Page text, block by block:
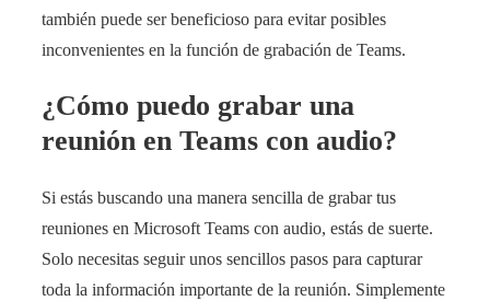
también puede ser beneficioso para evitar posibles
inconvenientes en la función de grabación de Teams.
¿Cómo puedo grabar una
reunión en Teams con audio?
Si estás buscando una manera sencilla de grabar tus
reuniones en Microsoft Teams con audio, estás de suerte.
Solo necesitas seguir unos sencillos pasos para capturar
toda la información importante de la reunión. Simplemente